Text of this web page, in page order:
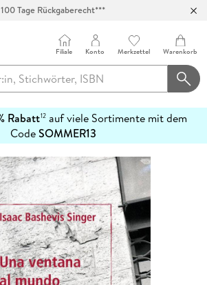
Abholung in über 100 Filialen
Filiale Konto Merkzettel Warenkorb
Rabatt12auf viele Sortimente mit dem
CodeSOMMER13